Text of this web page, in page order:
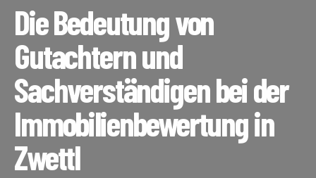
Die Bedeutung von
Gutachtern und
Sachverständigen bei der
Immobilienbewertung in
Zwettl